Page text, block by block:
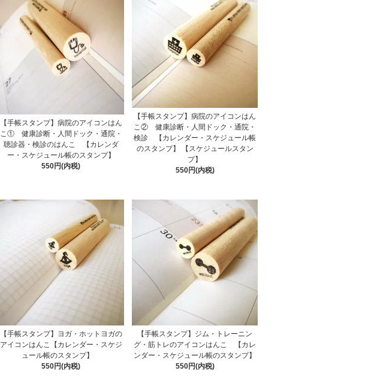
【手帳スタンプ】病院のアイコンはん
こ① 健康診断・人間ドック・通院・
聴診器・検診のはんこ 【カレンダ
ー・スケジュール帳のスタンプ】
550円(内税)
【手帳スタンプ】病院のアイコンはん
こ② 健康診断・人間ドック・通院・
検診 【カレンダー・スケジュール帳
のスタンプ】 【スケジュールスタン
プ】
550円(内税)
【手帳スタンプ】ヨガ・ホットヨガの
アイコンはんこ【カレンダー・スケジ
ュール帳のスタンプ】
550円(内税)
【手帳スタンプ】ジム・トレーニン
グ・筋トレのアイコンはんこ 【カレ
ンダー・スケジュール帳のスタンプ】
550円(内税)